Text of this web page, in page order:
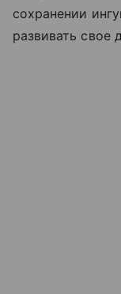
сохранении
развивать свое